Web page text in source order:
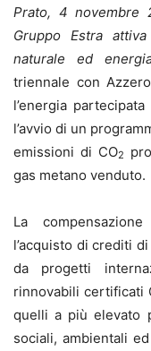
Prato, 4 novembre
Gruppo Estra
naturale ed
triennale con
l’energia
l’avvio di un
emissioni di CO2
gas metano venduto.
La
l’acquisto di crediti di
da progetti
rinnovabili certificati
quelli a più elevato
sociali, ambientali